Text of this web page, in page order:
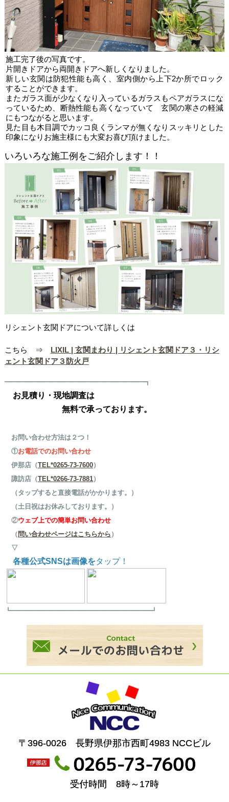
施工完了後の写真です。
片開きドアから両開きドアへ新しくなりました。
新しい玄関は防犯性能も高く、室内側から上下2か所でロック
することができます。
またガラス面が少なくなり入っているガラスもペアガラスにな
っているため、断熱性能も高くなっていて 玄関の寒さの軽減
にもつながると思います。
見た目も木目調でカッコ良くランマが無くなりスッキリとした
印象になりお施主様にも大変お喜び頂けました。
いろいろな施工例をご紹介します！！
リシェント玄関ドアについて詳しくは
こちら ⇒ LIXIL | 玄関まわり | リシェント玄関ドア３・リシ
ェント玄関ドア３防火戸
━━━━━━━━━━━━━━━━━━━━━┓
お見積り・現地調査は
無料で承っております。
お問い合わせ方法は２つ！
①お電話でのお問い合わせ
伊那店（TEL*0265-73-7600）
諏訪店（TEL*0266-73-7881）
（タップすると直接電話がかかります。）
（土日祝はお休みしております。）
②ウェブ上での簡単お問い合わせ
（ 問い合わせページはこちらから ）
▽
各種公式SNSは画像をタップ！
┗━━━━━━━━━━━━━━━━━━━━━┛
〒396-0026 長野県伊那市西町4983 NCCビル
受付時間 8時～17時